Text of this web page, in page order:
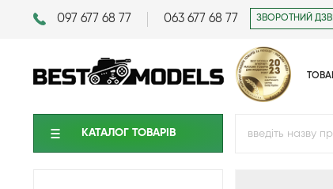
097 677 68 77 063 677 68 77 ЗВОРОТНИЙ
КАТАЛОГ ТОВАРIВ